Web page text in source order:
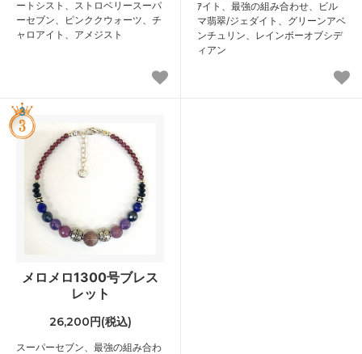
ートシスト、ストロベリースーパ
ーセブン、ピンククウォーツ、チ
ャロアイト、アメジスト
ｱイト、最強の組み合わせ、ビル
マ翡翠/ジェダイト、グリーンアベ
ンチュリン、レインボーオブシデ
ィアン
3
メロメロ1300号ブレス
レット
26,200円(税込)
スーパーセブン、最強の組み合わ